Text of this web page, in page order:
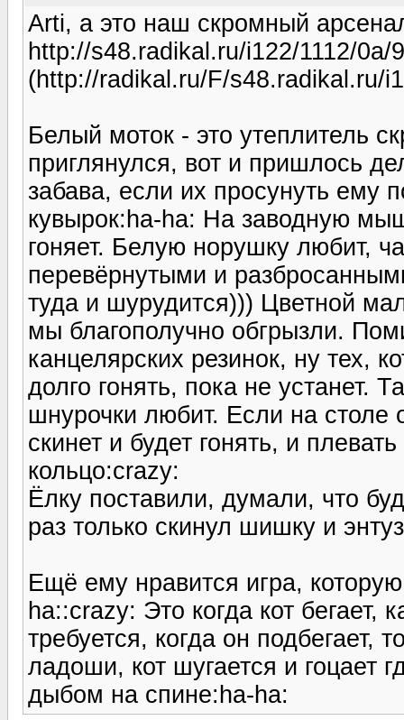
Arti, а это наш скромный
http://s48.radikal.ru/i122/1112/0a/
(http://radikal.ru/F/s48.radikal.ru/
Белый моток - это утеплитель
приглянулся, вот и пришлось
забава, если их просунуть ему
кувырок:ha-ha: На заводную
гоняет. Белую норушку любит,
перевёрнутыми и
туда и шурудится))) Цветной
мы благополучно обгрызли.
канцелярских резинок, ну тех,
долго гонять, пока не устанет.
шнурочки любит. Если на столе
скинет и будет гонять, и
кольцо:crazy:
Ёлку поставили, думали, что
раз только скинул шишку и
Ещё ему нравится игра,
ha::crazy: Это когда кот
требуется, когда он подбегает,
ладоши, кот шугается и гоцает
дыбом на спине:ha-ha: